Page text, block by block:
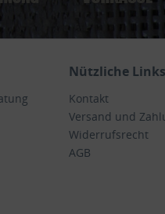
Nützliche Links
Kontakt
Versand und
Widerrufsrecht
AGB